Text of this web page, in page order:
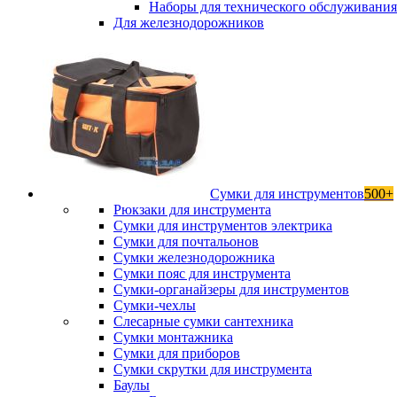
Наборы для технического
Для железнодорожников
Сумки для инструментов500+
Рюкзаки для инструмента
Сумки для инструментов электрика
Сумки для почтальонов
Сумки железнодорожника
Сумки пояс для инструмента
Сумки-органайзеры для инструментов
Сумки-чехлы
Слесарные сумки сантехника
Сумки монтажника
Сумки для приборов
Сумки скрутки для инструмента
Баулы